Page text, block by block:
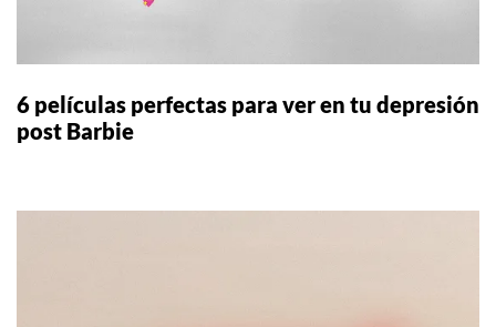
6 películas perfectas para ver en tu depresión
post Barbie